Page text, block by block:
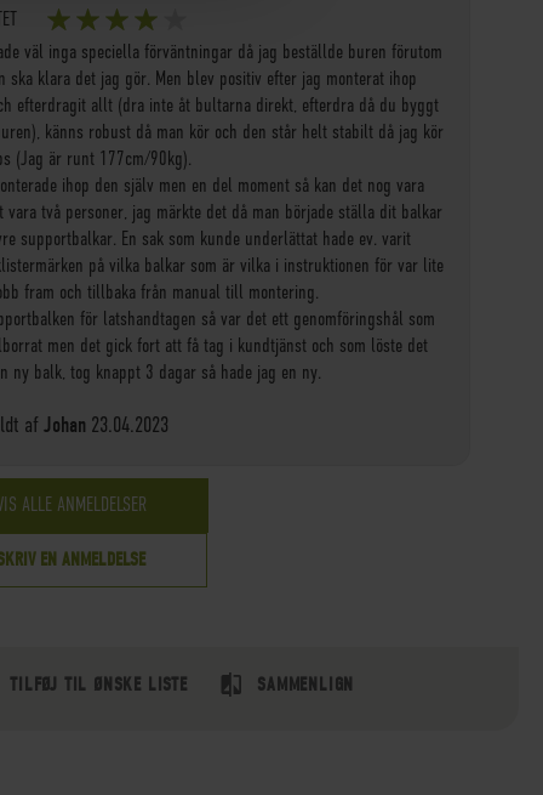
100%
80%
väl inga speciella förväntningar då jag beställde buren förutom
ska klara det jag gör. Men blev positiv efter jag monterat ihop
efterdragit allt (dra inte åt bultarna direkt, efterdra då du byggt
känns robust då man kör och den står helt stabilt då jag kör
(Jag är runt 177cm/90kg).
ihop den själv men en del moment så kan det nog vara
vara två personer, jag märkte det då man började ställa dit balkar
supportbalkar. En sak som kunde underlättat hade ev. varit
på vilka balkar som är vilka i instruktionen för var lite
fram och tillbaka från manual till montering.
för latshandtagen så var det ett genomföringshål som
men det gick fort att få tag i kundtjänst och som löste det
ny balk, tog knappt 3 dagar så hade jag en ny.
af Johan Tilføjet
23.04.2023
ALLE ANMELDELSER
EN ANMELDELSE
TILFØJ TIL ØNSKE LISTE SAMMENLIGN